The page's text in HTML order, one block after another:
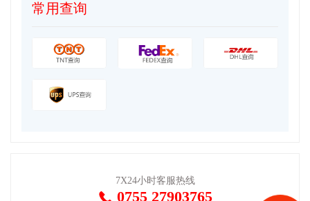
常用查询
7X24小时客服热线
0755 27903765